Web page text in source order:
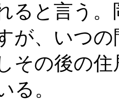
ると言う
が、いつ
その後の
る。